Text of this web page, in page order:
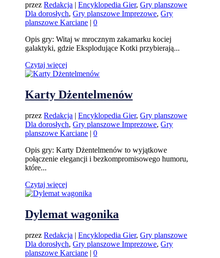
przezRedakcja |Encyklopedia Gier,Gry planszowe
Dla dorosłych,Gry planszowe Imprezowe,Gry
planszowe Karciane |0
Opis gry: Witaj w mrocznym zakamarku kociej
galaktyki, gdzie Eksplodujące Kotki przybierają...
Czytaj więcej
Karty Dżentelmenów
przezRedakcja |Encyklopedia Gier,Gry planszowe
Dla dorosłych,Gry planszowe Imprezowe,Gry
planszowe Karciane |0
Opis gry: Karty Dżentelmenów to wyjątkowe
połączenie elegancji i bezkompromisowego humoru,
które...
Czytaj więcej
Dylemat wagonika
przezRedakcja |Encyklopedia Gier,Gry planszowe
Dla dorosłych,Gry planszowe Imprezowe,Gry
planszowe Karciane |0